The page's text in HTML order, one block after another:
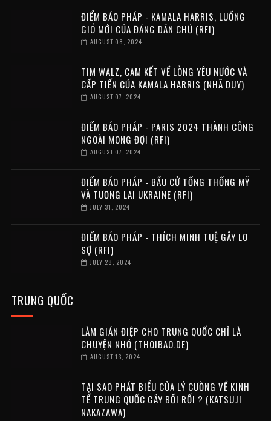
ĐIỂM BÁO PHÁP - KAMALA HARRIS, LUỒNG
GIÓ MỚI CỦA ĐẢNG DÂN CHỦ (RFI)
AUGUST 08, 2024
TIM WALZ, CAM KẾT VỀ LÒNG YÊU NƯỚC VÀ
CẤP TIẾN CỦA KAMALA HARRIS (NHÃ DUY)
AUGUST 07, 2024
ĐIỂM BÁO PHÁP - PARIS 2024 THÀNH CÔNG
NGOÀI MONG ĐỢI (RFI)
AUGUST 07, 2024
ĐIỂM BÁO PHÁP - BẦU CỬ TỔNG THỐNG MỸ
VÀ TƯƠNG LAI UKRAINE (RFI)
JULY 31, 2024
ĐIỂM BÁO PHÁP - THÍCH MINH TUỆ GÂY LO
SỢ (RFI)
JULY 28, 2024
TRUNG QUỐC
LÀM GIÁN ĐIỆP CHO TRUNG QUỐC CHỈ LÀ
CHUYỆN NHỎ (THOIBAO.DE)
AUGUST 13, 2024
TẠI SAO PHÁT BIỂU CỦA LÝ CƯỜNG VỀ KINH
TẾ TRUNG QUỐC GÂY BỐI RỐI ? (KATSUJI
NAKAZAWA)